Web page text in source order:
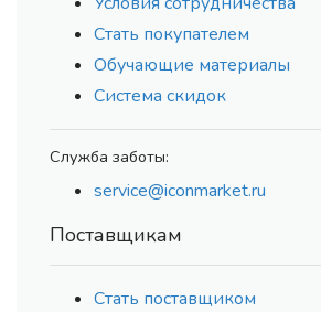
Стать покупателем
Обучающие материалы
Система скидок
Служба заботы:
service@iconmarket.ru
Поставщикам
Стать поставщиком